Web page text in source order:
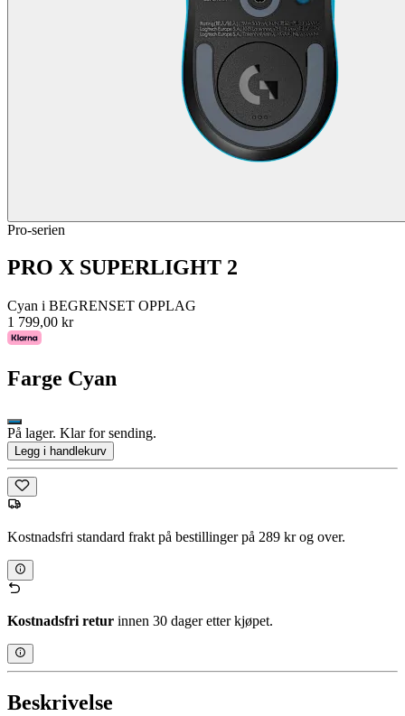
Pro-serien
PRO X SUPERLIGHT 2
Cyan i BEGRENSET OPPLAG
1 799,00 kr
Farge Cyan
På lager. Klar for sending.
Legg i handlekurv
Kostnadsfri standard frakt på bestillinger på 289 kr og over.
Kostnadsfri retur innen 30 dager etter kjøpet.
Beskrivelse